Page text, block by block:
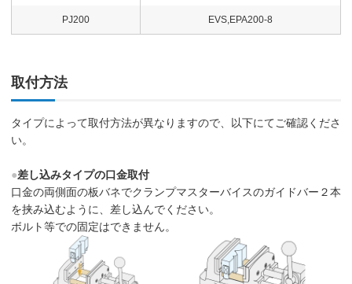
PJ200 EVS,EPA200-8
取付方法
タイプによって取付方法が異なりますので、以下にてご確認くださ
い。
●差し込みタイプの口金取付
口金の両側面の板バネでクランプマスターバイスのガイドバー２本
を挟み込むように、差し込んでください。
ボルト等での固定はできません。